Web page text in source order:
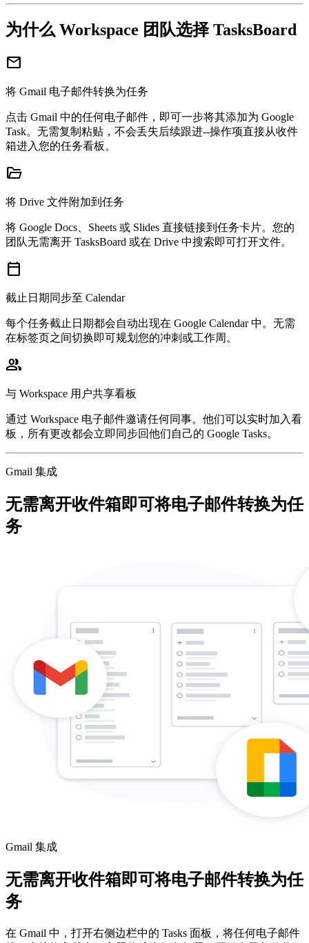
为什么 Workspace 团队选择 TasksBoard
mail
将 Gmail 电子邮件转换为任务
点击 Gmail 中的任何电子邮件，即可一步将其添加为 Google
Task。无需复制粘贴，不会丢失后续跟进--操作项直接从收件
箱进入您的任务看板。
folder_open
将 Drive 文件附加到任务
将 Google Docs、Sheets 或 Slides 直接链接到任务卡片。您的
团队无需离开 TasksBoard 或在 Drive 中搜索即可打开文件。
calendar_today
截止日期同步至 Calendar
每个任务截止日期都会自动出现在 Google Calendar 中。无需
在标签页之间切换即可规划您的冲刺或工作周。
group
与 Workspace 用户共享看板
通过 Workspace 电子邮件邀请任何同事。他们可以实时加入看
板，所有更改都会立即同步回他们自己的 Google Tasks。
Gmail 集成
无需离开收件箱即可将电子邮件转换为任
务
Gmail 集成
无需离开收件箱即可将电子邮件转换为任
务
在 Gmail 中，打开右侧边栏中的 Tasks 面板，将任何电子邮件